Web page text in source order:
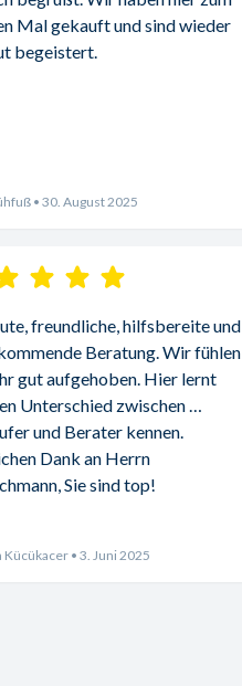
Mal gekauft und sind wieder
begeistert.
• 30. August 2025
freundliche, hilfsbereite und
Beratung. Wir fühlen
gut aufgehoben. Hier lernt
Unterschied zwischen
und Berater kennen.
Dank an Herrn
Sie sind top!
Kücükacer• 3. Juni 2025